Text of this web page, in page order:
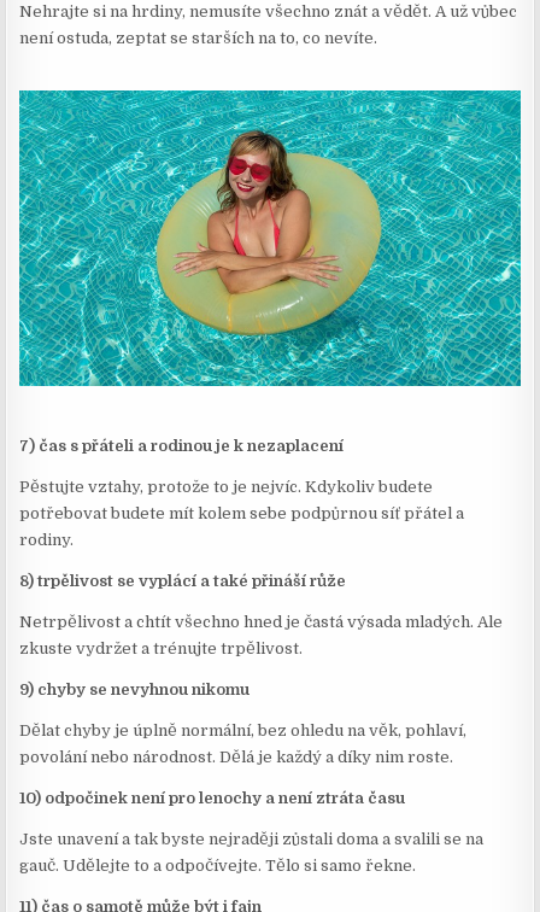
Nehrajte si na hrdiny, nemusíte všechno znát a vědět. A už vůbec
není ostuda, zeptat se starších na to, co nevíte.
7) čas s přáteli a rodinou je k nezaplacení
Pěstujte vztahy, protože to je nejvíc. Kdykoliv budete
potřebovat budete mít kolem sebe podpůrnou síť přátel a
rodiny.
8) trpělivost se vyplácí a také přináší růže
Netrpělivost a chtít všechno hned je častá výsada mladých. Ale
zkuste vydržet a trénujte trpělivost.
9) chyby se nevyhnou nikomu
Dělat chyby je úplně normální, bez ohledu na věk, pohlaví,
povolání nebo národnost. Dělá je každý a díky nim roste.
10) odpočinek není pro lenochy a není ztráta času
Jste unavení a tak byste nejraději zůstali doma a svalili se na
gauč. Udělejte to a odpočívejte. Tělo si samo řekne.
11) čas o samotě může být i fajn